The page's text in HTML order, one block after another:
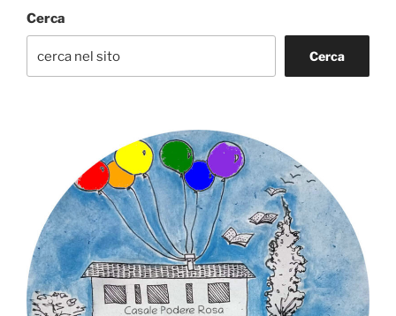
Cerca
Cerca